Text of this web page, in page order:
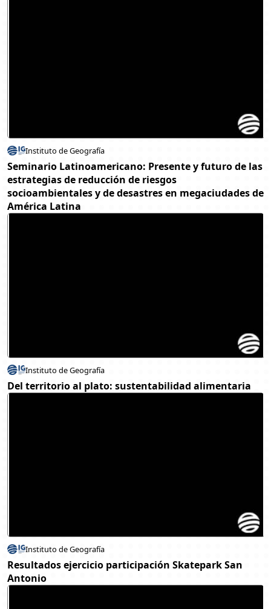
Instituto de Geografía
Seminario Latinoamericano: Presente y futuro de las
estrategias de reducción de riesgos
socioambientales y de desastres en megaciudades de
América Latina
Instituto de Geografía
Del territorio al plato: sustentabilidad alimentaria
Instituto de Geografía
Resultados ejercicio participación Skatepark San
Antonio